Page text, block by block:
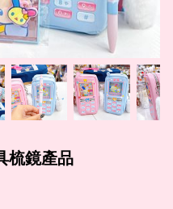
梳鏡產品